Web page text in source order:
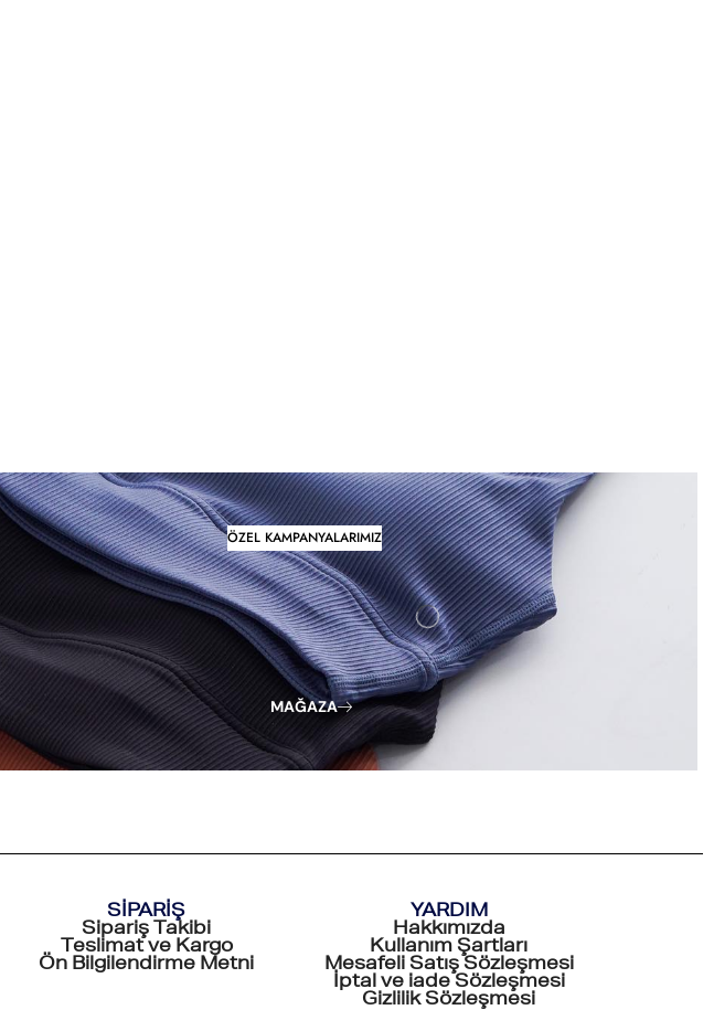
ÖZEL KAMPANYALARIMIZ
MAĞAZA
SİPARİŞ
Sipariş Takibi
Teslimat ve Kargo
Ön Bilgilendirme Metni
YARDIM
Hakkımızda
Kullanım Şartları
Mesafeli Satış Sözleşmesi
İptal ve iade Sözleşmesi
Gizlilik Sözleşmesi